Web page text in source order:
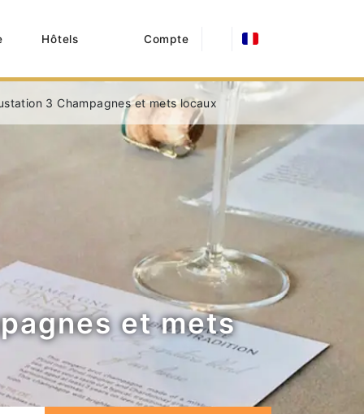
Hôtels Compte
3 Champagnes et mets locaux
et mets